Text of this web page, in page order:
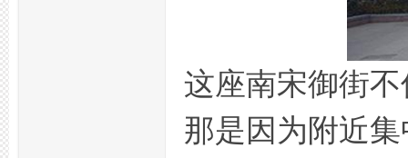
这座南宋御街
那是因为附近